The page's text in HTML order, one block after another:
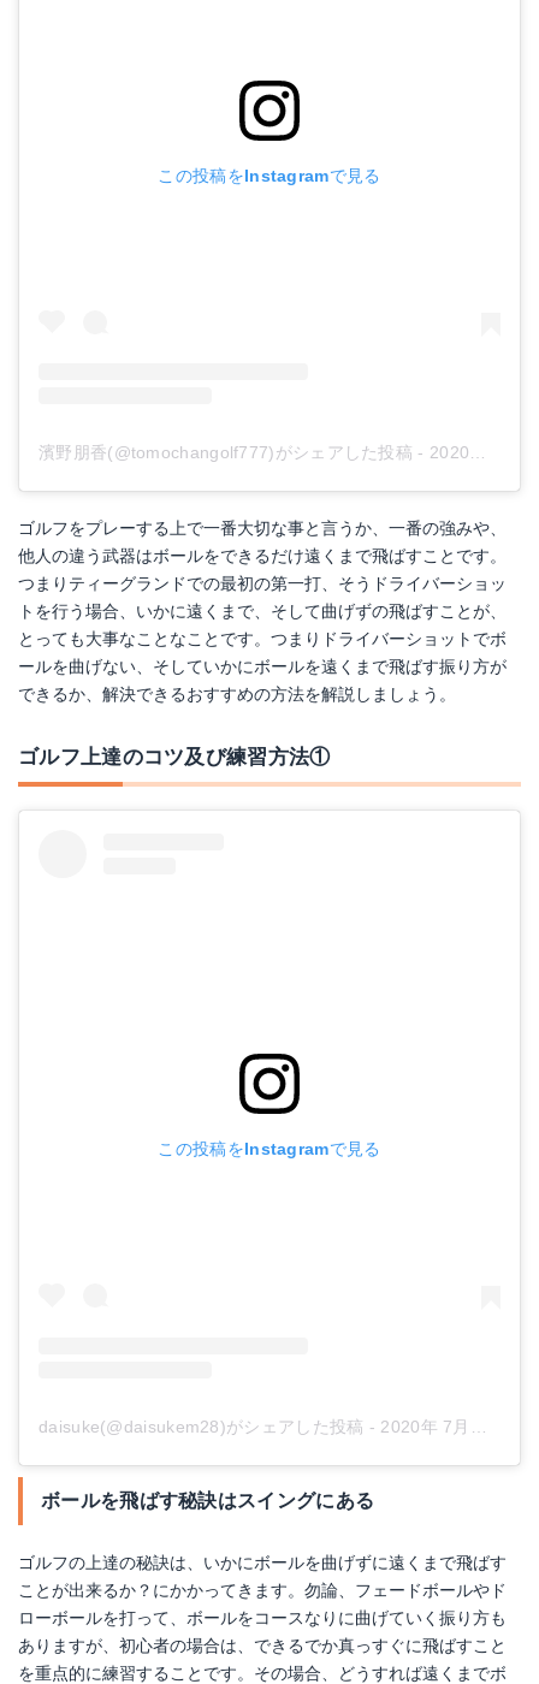
この投稿をInstagramで見る
濱野朋香(@tomochangolf777)がシェアした投稿 - 2020年 7月月3日午後6時19分PDT
ゴルフをプレーする上で一番大切な事と言うか、一番の強みや、
他人の違う武器はボールをできるだけ遠くまで飛ばすことです。
つまりティーグランドでの最初の第一打、そうドライバーショッ
トを行う場合、いかに遠くまで、そして曲げずの飛ばすことが、
とっても大事なことなことです。つまりドライバーショットでボ
ールを曲げない、そしていかにボールを遠くまで飛ばす振り方が
できるか、解決できるおすすめの方法を解説しましょう。
ゴルフ上達のコツ及び練習方法①
この投稿をInstagramで見る
daisuke(@daisukem28)がシェアした投稿 - 2020年 7月月4日午前6時35分PDT
ボールを飛ばす秘訣はスイングにある
ゴルフの上達の秘訣は、いかにボールを曲げずに遠くまで飛ばす
ことが出来るか？にかかってきます。勿論、フェードボールやド
ローボールを打って、ボールをコースなりに曲げていく振り方も
ありますが、初心者の場合は、できるでか真っすぐに飛ばすこと
を重点的に練習することです。その場合、どうすれば遠くまでボ